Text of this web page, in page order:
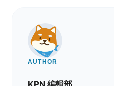
AUTHOR
KPN 編輯部